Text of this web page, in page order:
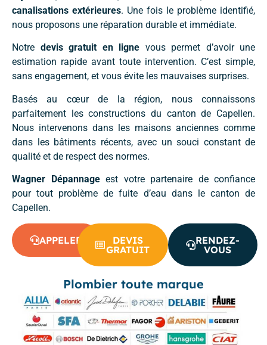
canalisations extérieures. Une fois le problème identifié,
nous proposons une réparation durable et immédiate.
Notre devis gratuit en ligne vous permet d’avoir une
estimation rapide avant toute intervention. C’est simple,
sans engagement, et vous évite les mauvaises surprises.
Basés au cœur de la région, nous connaissons
parfaitement les constructions du canton de Capellen.
Nous intervenons dans les maisons anciennes comme
dans les bâtiments récents, avec un souci constant de
qualité et de respect des normes.
Wagner Dépannageest votre partenaire de confiance
pour tout problème de fuite d’eau dans le canton de
Capellen.
APPELER
DEVIS
GRATUIT
RENDEZ-
VOUS
Plombier toute marque